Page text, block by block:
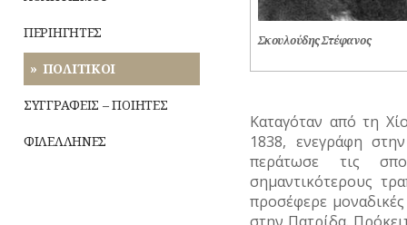
ΣΥΓΚΟΙΝΩΝΙΕΣ
ΣΥΛΛΟΓΟΙ-
ΣΩΜΑΤΕΙΑ
ΣΦΑΓΕΙΑ
ΠΕΡΙΗΓΗΤΕΣ
ΠΟΛΙΤΙΚΟΙ
ΣΥΓΓΡΑΦΕΙΣ – ΠΟΙΗΤΕΣ
ΦΙΛΕΛΛΗΝΕΣ
Σκουλούδης Στέφανος
Καταγόταν από τη
1838, ενεγράφη
περάτωσε τις
σημαντικότερους
προσέφερε